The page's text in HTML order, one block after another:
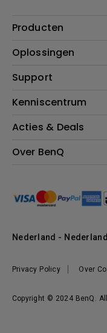
Producten
Projectoren
Verlichting
Speakers
Oplossingen
Education
Support
Contact
BenQ Shop - FAQ
BenQ Shop - Retourneren
Kenniscentrum
Blog
Acties & Deals
Evenementen &
Over BenQ
Management
Nieuws
Werken bij BenQ
Copyright © 2024 BenQ.
Privacy Policy Over
Nederland -